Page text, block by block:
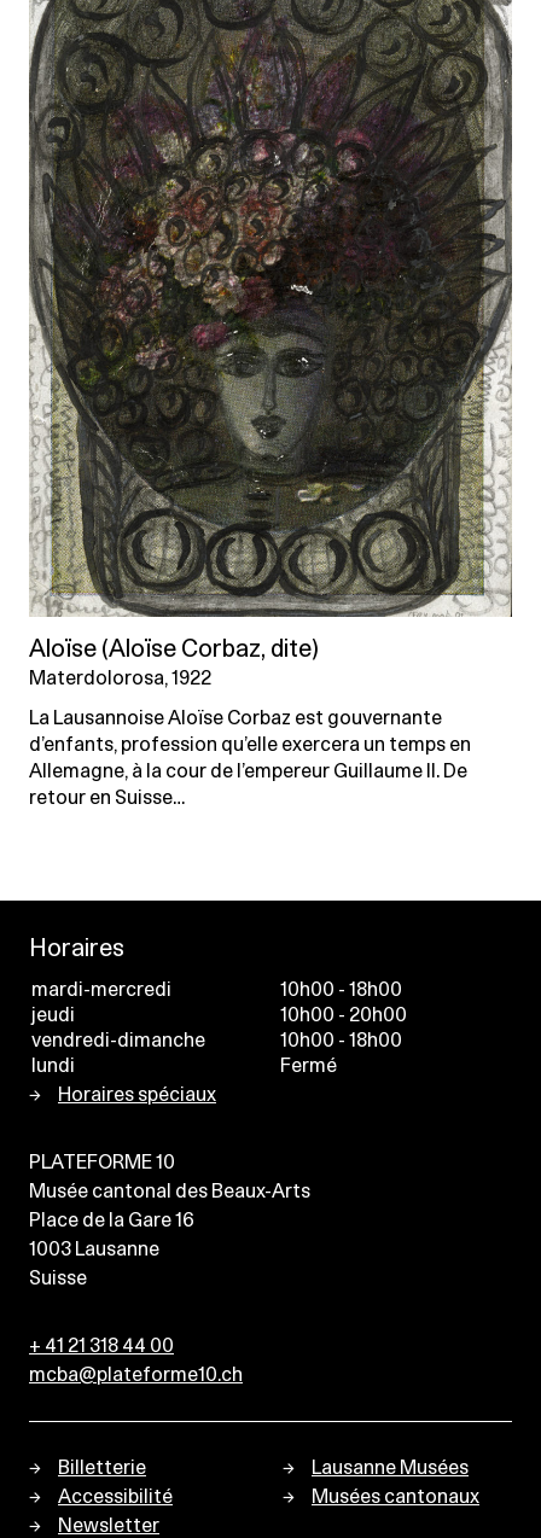
Aloïse (Aloïse Corbaz, dite)
Materdolorosa, 1922
La Lausannoise Aloïse Corbaz est gouvernante
d’enfants, profession qu’elle exercera un temps en
Allemagne, à la cour de l’empereur Guillaume II. De
retour en Suisse…
Horaires
mardi-mercredi
10h00 - 18h00
jeudi
10h00 - 20h00
vendredi-dimanche
10h00 - 18h00
lundi
Fermé
Horaires spéciaux
PLATEFORME 10
Musée cantonal des Beaux-Arts
Place de la Gare 16
1003 Lausanne
Suisse
+ 41 21 318 44 00
mcba@plateforme10.ch
Billetterie
Accessibilité
Newsletter
Lausanne Musées
Musées cantonaux